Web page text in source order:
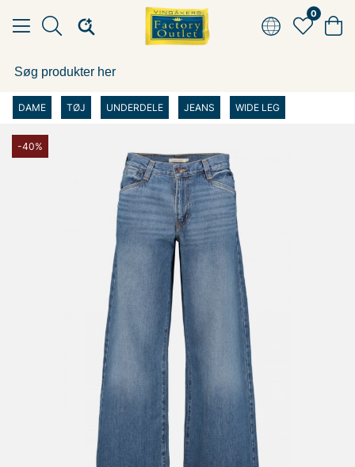
0
DAME TØJ UNDERDELE JEANS WIDE LEG
-40%